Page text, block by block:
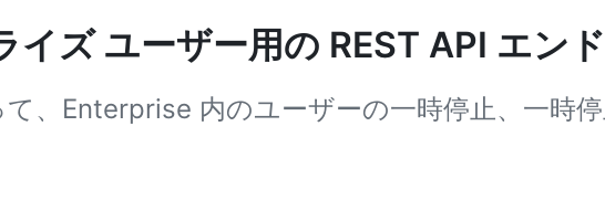
イズ ユーザー用の REST API エン
て、Enterprise 内のユーザーの一時停止、一時